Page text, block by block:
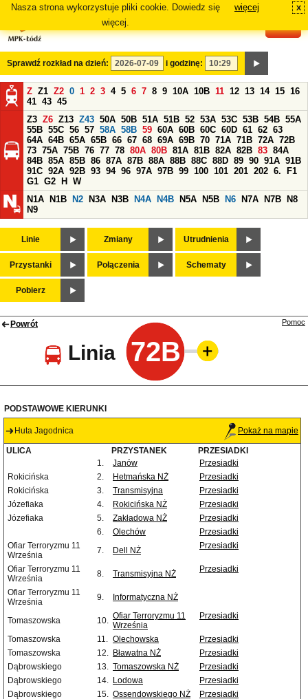
Nasza strona wykorzystuje pliki cookie. Dowiedz się
więcej.
więcej x
Sprawdź rozkład na dzień: i godzinę:
Z Z1 Z2 0 1 2 3 4 5 6 7 8 9 10A 10B 11 12 13 14 15 16
41 43 45
Z3 Z6 Z13 Z43 50A 50B 51A 51B 52 53A 53C 53B 54B 55A
55B 55C 56 57 58A 58B 59 60A 60B 60C 60D 61 62 63
64A 64B 65A 65B 66 67 68 69A 69B 70 71A 71B 72A 72B
73 75A 75B 76 77 78 80A 80B 81A 81B 82A 82B 83 84A
84B 85A 85B 86 87A 87B 88A 88B 88C 88D 89 90 91A 91B
91C 92A 92B 93 94 96 97A 97B 99 100 101 201 202 6.
F1
G1 G2 H
W
N1A
N1B N2 N3A N3B N4A N4B N5A N5B N6 N7A N7B
N8
N9
Linie Zmiany Utrudnienia
Przystanki Połączenia Schematy
Pobierz
Powrót
Linia 72B
Pomoc
PODSTAWOWE KIERUNKI
Huta Jagodnica Pokaż na mapie
ULICA PRZYSTANEK
PRZESIADKI
1.
Janów
Przesiadki
Rokicińska
2. Hetmańska NŻ
Przesiadki
Rokicińska
3. Transmisyjna
Przesiadki
Józefiaka
4. Rokicińska NŻ
Przesiadki
Józefiaka
5. Zakładowa NŻ
Przesiadki
6.
Olechów
Przesiadki
Ofiar Terroryzmu 11
Września
7. Dell NŻ Przesiadki
Ofiar Terroryzmu 11
Września
8. Transmisyjna NŻ Przesiadki
Ofiar Terroryzmu 11
Września
9. Informatyczna NŻ
Tomaszowska 10. Ofiar Terroryzmu 11
Września
Przesiadki
Tomaszowska 11. Olechowska
Przesiadki
Tomaszowska
12. Bławatna NŻ
Przesiadki
Dąbrowskiego
13. Tomaszowska NŻ
Przesiadki
Dąbrowskiego
14. Lodowa
Przesiadki
Dąbrowskiego
15. Ossendowskiego NŻ
Przesiadki